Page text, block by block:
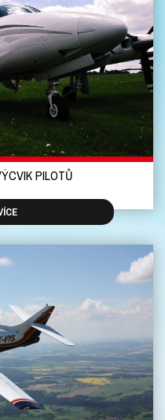
PILOTŮ